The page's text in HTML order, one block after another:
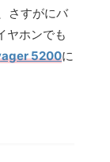
さすがにバ
ヤホンでも
5200に